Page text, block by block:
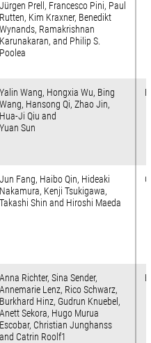
Jürgen Prell, Francesco Pini, Paul
Rutten, Kim Kraxner, Benedikt
Wynands, Ramakrishnan
Karunakaran, and Philip S.
Poolea
Yalin Wang, Hongxia Wu, Bing
Wang, Hansong Qi, Zhao Jin,
Hua-Ji Qiu and
Yuan Sun
Jun Fang, Haibo Qin, Hideaki
Nakamura, Kenji Tsukigawa,
Takashi Shin and Hiroshi Maeda
Anna Richter, Sina Sender,
Annemarie Lenz, Rico Schwarz,
Burkhard Hinz, Gudrun Knuebel,
Anett Sekora, Hugo Murua
Escobar, Christian Junghanss
and Catrin Roolf1